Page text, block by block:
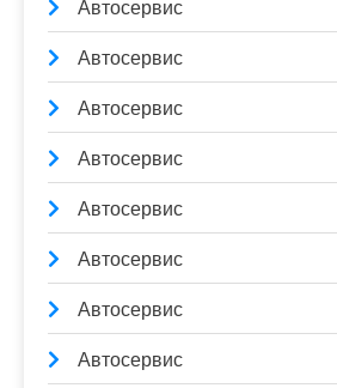
Автосервис
Автосервис
Автосервис
Автосервис
Автосервис
Автосервис
Автосервис
Автосервис